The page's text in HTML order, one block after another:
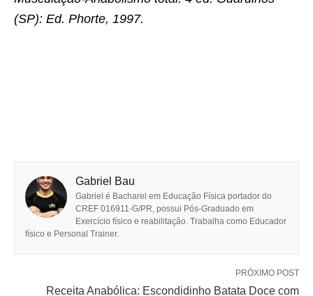
(SP): Ed. Phorte, 1997.
Gabriel Bau
Gabriel é Bacharel em Educação Física portador do
CREF 016911-G/PR, possui Pós-Graduado em
Exercício físico e reabilitação. Trabalha como Educador
físico e Personal Trainer.
PRÓXIMO POST
Receita Anabólica: Escondidinho Batata Doce com